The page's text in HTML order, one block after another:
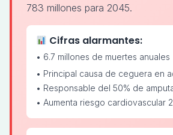
783 millones para 2045.
Cifras alarmantes:
• 6.7 millones de muertes anuales
• Principal causa de ceguera en
• Responsable del 50% de
• Aumenta riesgo cardiovascular